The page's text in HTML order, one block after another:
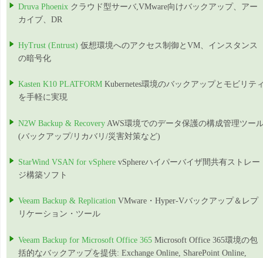
Druva Phoenix クラウド型サーバ,VMware向けバックアップ、アー
カイブ、DR
HyTrust (Entrust) 仮想環境へのアクセス制御とVM、インスタンス
の暗号化
Kasten K10 PLATFORM Kubernetes環境のバックアップとモビリテ
を手軽に実現
N2W Backup & Recovery AWS環境でのデータ保護の構成管理ツー
(バックアップ/リカバリ/災害対策など)
StarWind VSAN for vSphere vSphereハイパーバイザ間共有ストレー
ジ構築ソフト
Veeam Backup & Replication VMware・Hyper-Vバックアップ＆レプ
リケーション・ツール
Veeam Backup for Microsoft Office 365 Microsoft Office 365環境の包
括的なバックアップを提供: Exchange Online, SharePoint Online,